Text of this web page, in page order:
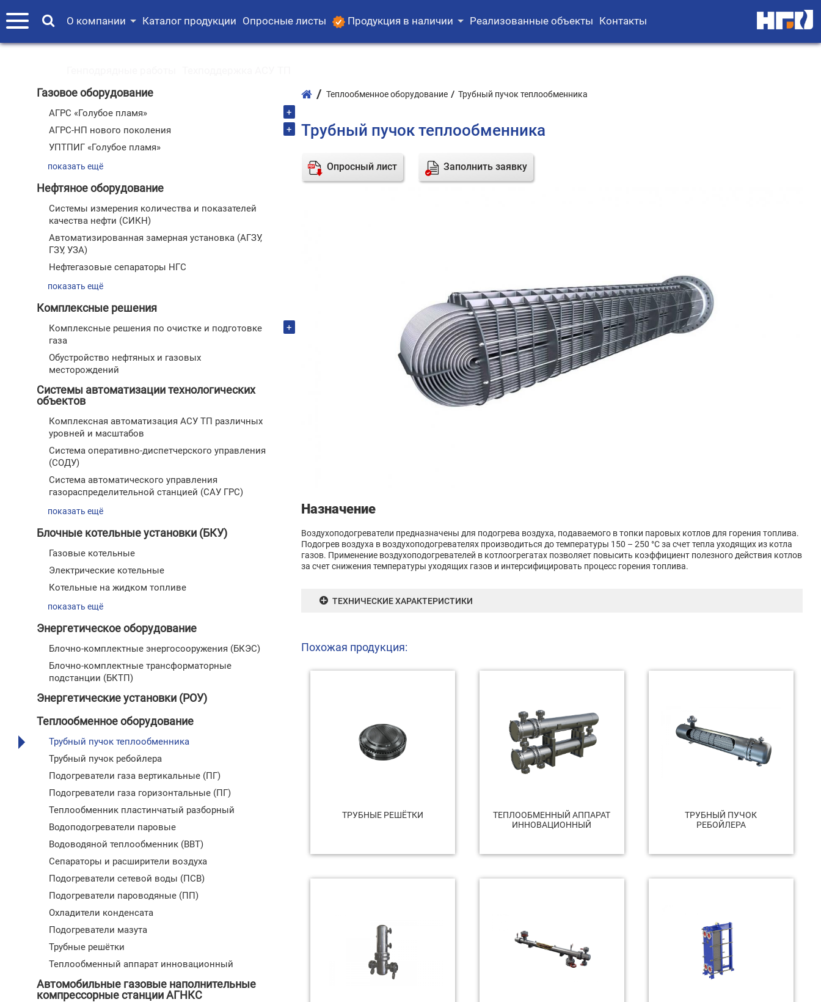
О компании Каталог продукции Опросные листы Продукция в наличии Реализованные объекты Контакты
Газовое оборудование
АГРС «Голубое пламя»
+
АГРС-НП нового поколения
+
УПТПИГ «Голубое пламя»
показать ещё
Нефтяное оборудование
Системы измерения количества и показателей
качества нефти (СИКН)
Автоматизированная замерная установка (АГЗУ,
ГЗУ, УЗА)
Нефтегазовые сепараторы НГС
показать ещё
Комплексные решения
Комплексные решения по очистке и подготовке
газа
+
Обустройство нефтяных и газовых
месторождений
Системы автоматизации технологических
объектов
Комплексная автоматизация АСУ ТП различных
уровней и масштабов
Cистема оперативно-диспетчерского управления
(СОДУ)
Система автоматического управления
газораспределительной станцией (САУ ГРС)
показать ещё
Блочные котельные установки (БКУ)
Газовые котельные
Электрические котельные
Котельные на жидком топливе
показать ещё
Энергетическое оборудование
Блочно-комплектные энергосооружения (БКЭС)
Блочно-комплектные трансформаторные
подстанции (БКТП)
Энергетические установки (РОУ)
Теплообменное оборудование
Трубный пучок теплообменника
Трубный пучок ребойлера
Подогреватели газа вертикальные (ПГ)
Подогреватели газа горизонтальные (ПГ)
Теплообменник пластинчатый разборный
Водоподогреватели паровые
Водоводяной теплообменник (ВВТ)
Сепараторы и расширители воздуха
Подогреватели сетевой воды (ПСВ)
Подогреватели пароводяные (ПП)
Охладители конденсата
Подогреватели мазута
Трубные решётки
Теплообменный аппарат инновационный
Автомобильные газовые наполнительные
компрессорные станции АГНКС
Теплообменное оборудование Трубный пучок теплообменника
Трубный пучок теплообменника
Опросный лист Заполнить заявку
Назначение
Воздухоподогреватели предназначены для подогрева воздуха, подаваемого в топки паровых котлов для горения топлива.
Подогрев воздуха в воздухоподогревателях производиться до температуры 150 – 250 °Cза счет тепла уходящих из котла
газов. Применение воздухоподогревателей в котлоогрегатах позволяет повысить коэффициент полезного действия котлов
за счет снижения температуры уходящих газов и интерсифицировать процесс горения топлива.
ТЕХНИЧЕСКИЕ ХАРАКТЕРИСТИКИ
Похожая продукция:
ТРУБНЫЕ РЕШЁТКИ
ТЕПЛООБМЕННЫЙ АППАРАТ
ИННОВАЦИОННЫЙ
ТРУБНЫЙ ПУЧОК
РЕБОЙЛЕРА